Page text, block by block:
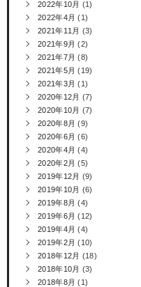
2022年10月 (1)
2022年4月 (1)
2021年11月 (3)
2021年9月 (2)
2021年7月 (8)
2021年5月 (19)
2021年3月 (1)
2020年12月 (7)
2020年10月 (7)
2020年8月 (9)
2020年6月 (6)
2020年4月 (4)
2020年2月 (5)
2019年12月 (9)
2019年10月 (6)
2019年8月 (4)
2019年6月 (12)
2019年4月 (4)
2019年2月 (10)
2018年12月 (18)
2018年10月 (3)
2018年8月 (1)